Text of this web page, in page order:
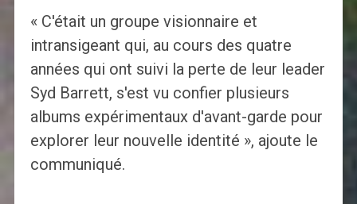
« C'était un groupe visionnaire et
intransigeant qui, au cours des quatre
années qui ont suivi la perte de leur leader
Syd Barrett, s'est vu confier plusieurs
albums expérimentaux d'avant-garde pour
explorer leur nouvelle identité », ajoute le
communiqué.